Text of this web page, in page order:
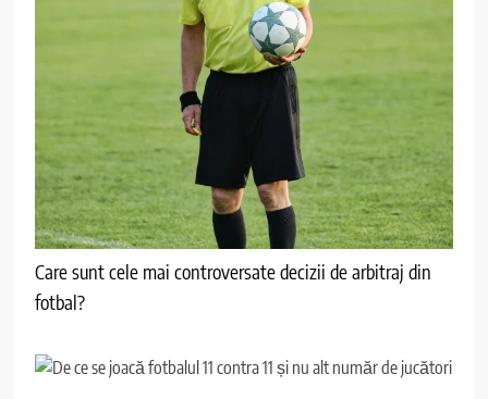
Care sunt cele mai controversate decizii de arbitraj din
fotbal?